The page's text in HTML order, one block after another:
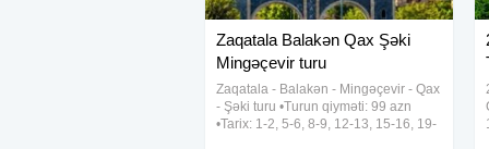
Zaqatala Balakən Qax Şəki
Mingəçevir turu
Zaqatala - Balakən - Mingəçevir - Qax
- Şəki turu •Turun qiyməti: 99 azn
•Tarix: 1-2, 5-6, 8-9, 12-13, 15-16, 19-